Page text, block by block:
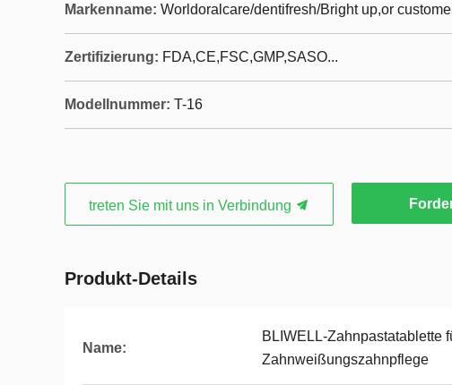
Markenname: Worldoralcare/dentifresh/Bright up,or
Zertifizierung: FDA,CE,FSC,GMP,SASO...
Modellnummer: T-16
treten Sie mit uns in Verbindung
Produkt-Details
Name:
BLIWELL-Zahnpastatablette
Zahnweißungszahnpflege